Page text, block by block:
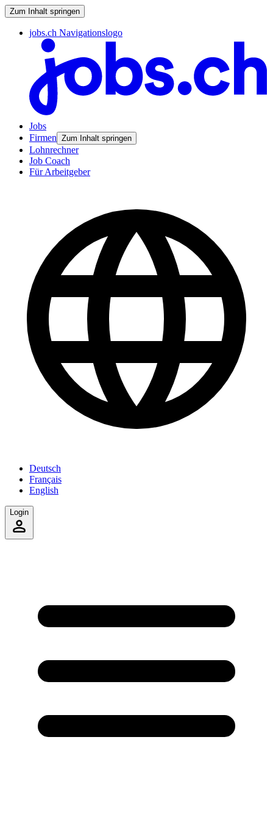
Zum Inhalt springen
jobs.ch Navigationslogo
Jobs
Firmen Zum Inhalt springen
Lohnrechner
Job Coach
Für Arbeitgeber
Deutsch
Français
English
Login